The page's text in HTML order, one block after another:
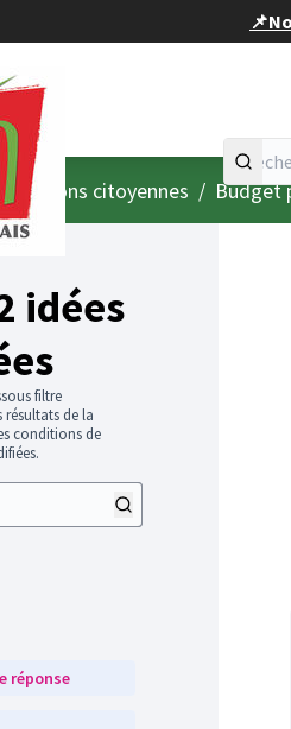
citoyennes / Budget
idées
filtre
de la
conditions de
réponse